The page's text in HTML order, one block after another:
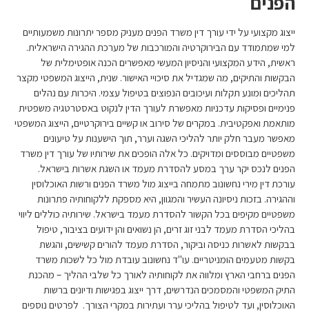
ייצוג מקצועי על ידי עורך דין משרד הפנים מעניק מספר יתרונות משמעותיים
למי שמתמודד עם הבירוקרטיה והמורכבות של מערכת ההגירה הישראלית.
ראשית, הידע המקצועי והניסיון המעשי מאפשרים הכנה אופטימלית של
הבקשות והתיקים, מה שמגדיל את סיכויי האישור. שנית, הייצוג המשפטי מקצר
תהליכים ומונע תקלות ועיכובים הנפוצים בטיפול עצמי. היכרות עם נהלים
פנימיים ופסיקות עדכניות מאפשרת לעורך הדין לנקוט באסטרטגיה משפטית
מותאמת ואפקטיבית. במקרים של סירוב או קשיים בירוקרטיים, הייצוג המשפטי
מאפשר מעבר חלק יותר להליכי השגה וערר, תוך הישענות על טיעונים
משפטיים מבוססים ומדויקים. כל אלה הופכים את שירותיו של עורך דין משרד
הפנים לנכס יקר ערך במסע להסדרת מעמד או השגת אשרות בישראל.
עורכת דין מירי נחשונוב מתמחה בייצוג מול משרד הפנים ורשות האוכלוסין
וההגירה. בזכות ניסיונה העשיר והמגוון, היא מספקת ללקוחותיה פתרונות
משפטיים מקיפים בכל הקשור להסדרת מעמד בישראל. שירותיה כוללים ליווי
בהליכי הסדרת מעמד לבני זוג זרים, הן נשואים והן ידועים בציבור, טיפול
בבקשות לאשרות כניסה וביקור, הסדרת מעמד להורים קשישים, והגשת
בקשות מטעמים הומניטריים. עו"ד נחשונוב עובדת מול כל לשכות משרד
הפנים ברחבי הארץ ומלווה את לקוחותיה לאורך כל שלבי ההליך – מהכנת
התיק המשפטי והמסמכים הנדרשים, דרך ייצוג בפגישות ודיונים ברשות
האוכלוסין, ועד לטיפול בהליכי ערר ועתירות במקרי הצורך. לפרטים נוספים